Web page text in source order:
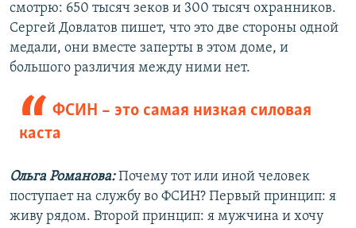
смотрю: 650 тысяч зеков и 300 тысяч охранников.
Сергей Довлатов пишет, что это две стороны одной
медали, они вместе заперты в этом доме, и
большого различия между ними нет.
ФСИН – это самая низкая силовая
каста
Ольга Романова:Почему тот или иной человек
поступает на службу во ФСИН? Первый принцип: я
живу рядом. Второй принцип: я мужчина и хочу